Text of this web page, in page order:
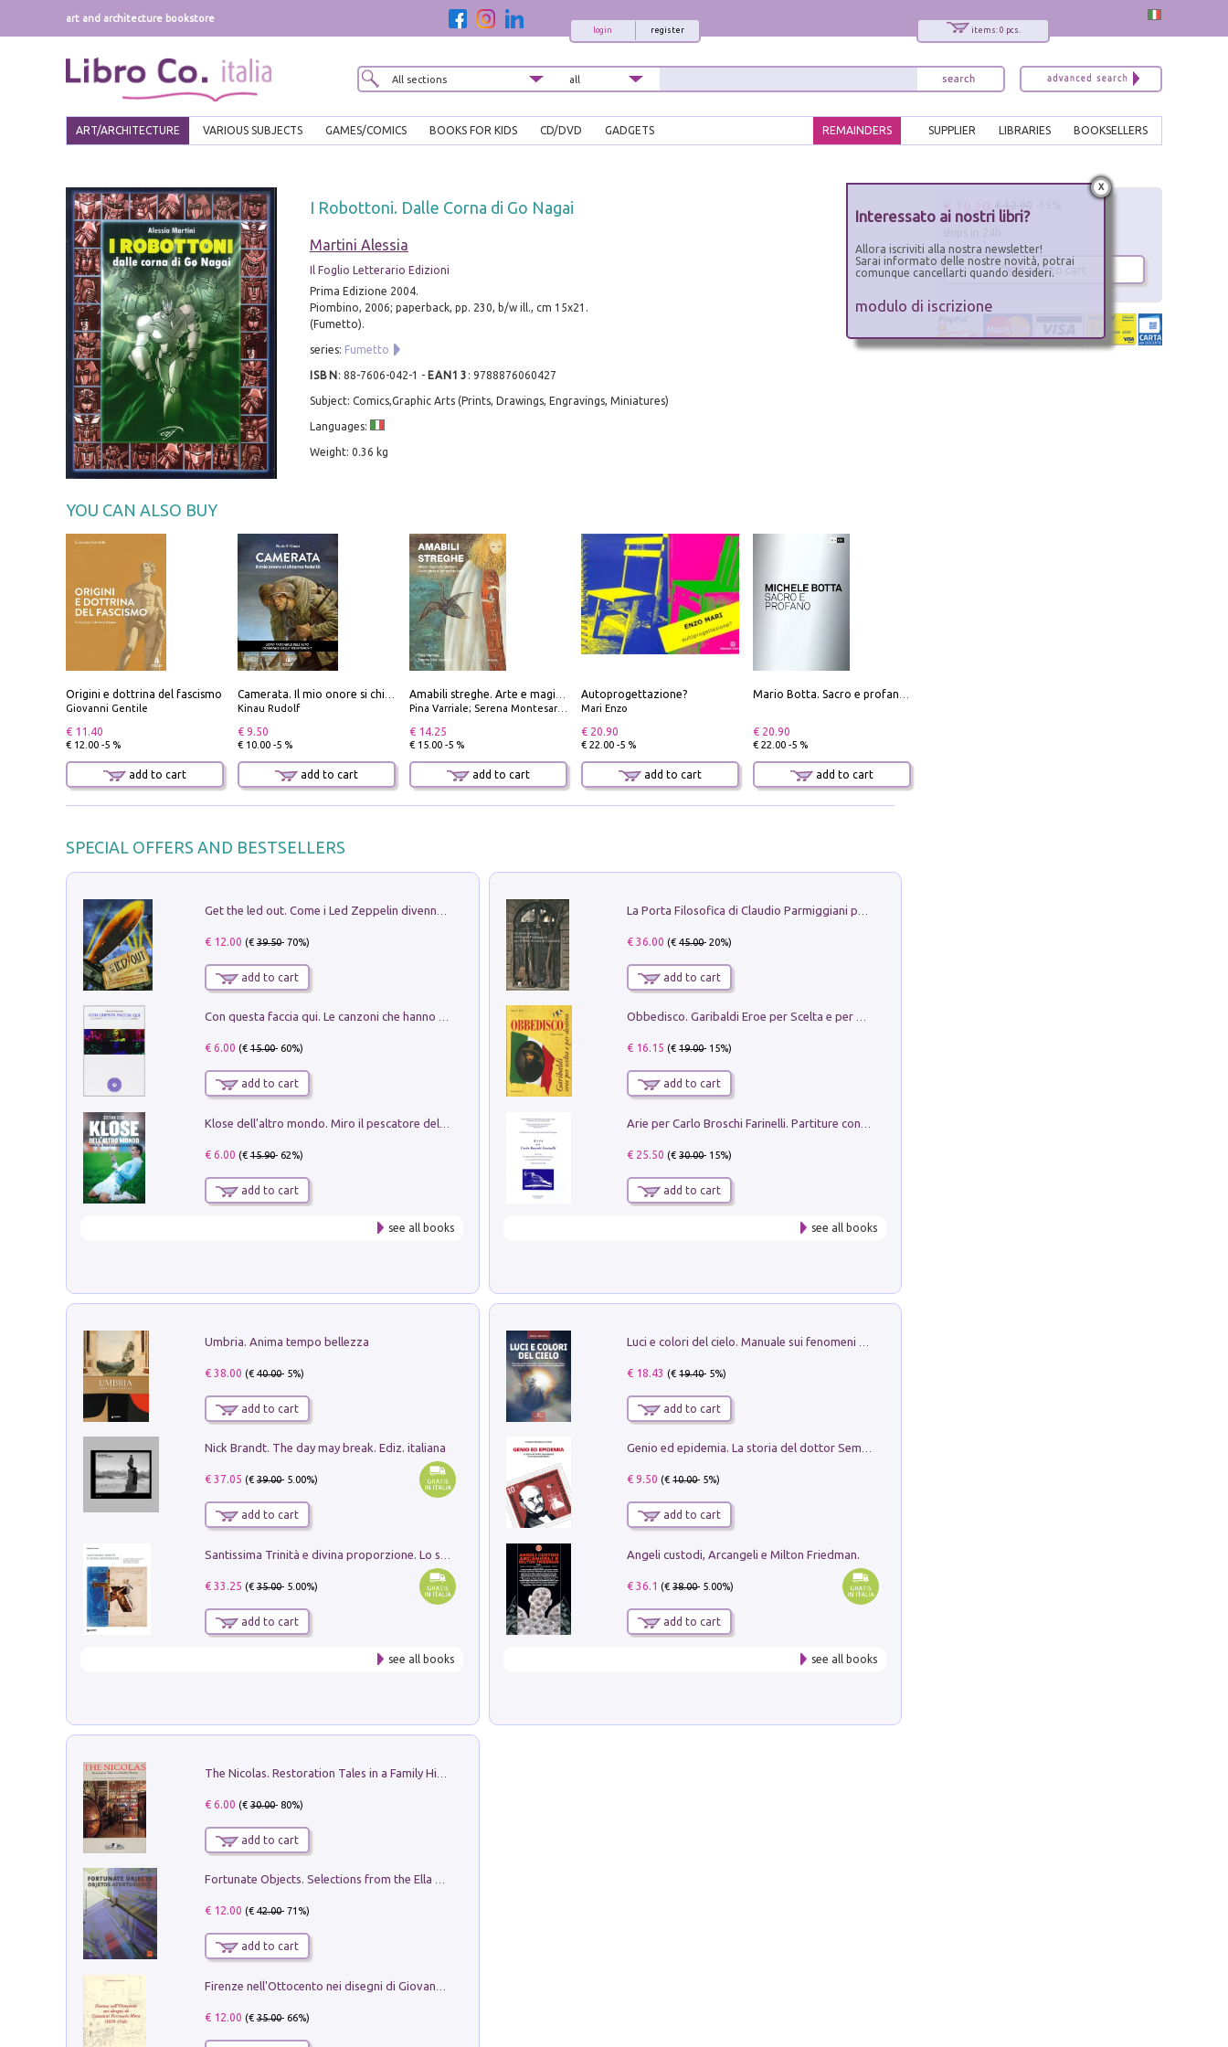
art and architecture bookstore
items: 0 pcs.
register
login
ART/ARCHITECTURE VARIOUS SUBJECTS GAMES/COMICS BOOKS FOR KIDS CD/DVD GADGETS BOOKSELLERS
LIBRARIES
SUPPLIER
REMAINDERS
I Robottoni. Dalle Corna di Go Nagai
Martini Alessia
Il Foglio Letterario Edizioni
Prima Edizione 2004.
Piombino, 2006; paperback, pp. 230, b/w ill., cm 15x21.
(Fumetto).
series: Fumetto
ISBN : 88-7606-042-1 - EAN13 : 9788876060427
Subject: Comics,Graphic Arts (Prints, Drawings, Engravings, Miniatures)
Languages:
Weight: 0.36 kg
YOU CAN ALSO BUY
Origini e dottrina del fascismo
Giovanni Gentile
€ 11.40
€ 12.00 -5 %
add to cart
Camerata. Il mio onore si chiama fedeltà
Kinau Rudolf
€ 9.50
€ 10.00 -5 %
add to cart
Amabili streghe. Arte e magie di Leonora Carrington e Remedios Varo
Pina Varriale; Serena Montesarchio
€ 14.25
€ 15.00 -5 %
add to cart
Autoprogettazione?
Mari Enzo
€ 20.90
€ 22.00 -5 %
add to cart
Mario Botta. Sacro e profano-Sacred and profane
€ 20.90
€ 22.00 -5 %
add to cart
SPECIAL OFFERS AND BESTSELLERS
€ 12.00 (€39.50- 70%)
add to cart
Con questa faccia qui. Le canzoni che hanno fatto la storia di Ligabue
€ 6.00 (€15.00- 60%)
add to cart
Klose dell'altro mondo. Miro il pescatore del goal
€ 6.00 (€15.90- 62%)
add to cart
see all books
€ 36.00 (€45.00- 20%)
add to cart
Obbedisco. Garibaldi Eroe per Scelta e per Destino
€ 16.15 (€19.00- 15%)
add to cart
€ 25.50 (€30.00- 15%)
add to cart
see all books
Umbria. Anima tempo bellezza
€ 38.00 (€40.00- 5%)
add to cart
Nick Brandt. The day may break. Ediz. italiana
€ 37.05 (€39.00- 5.00%)
add to cart
€ 33.25 (€35.00- 5.00%)
add to cart
see all books
€ 18.43 (€19.40- 5%)
add to cart
Genio ed epidemia. La storia del dottor Semmelweis, il Salvatore delle Madri
€ 9.50 (€10.00- 5%)
add to cart
Angeli custodi, Arcangeli e Milton Friedman.
€ 36.1 (€38.00- 5.00%)
add to cart
see all books
€ 6.00 (€30.00- 80%)
add to cart
Fortunate Objects. Selections from the Ella Fontanals-Cisneros Collection. Objetos Afortunados. Selección de la Colección Ella Fontanals-Cisneros
€ 12.00 (€42.00- 71%)
add to cart
€ 12.00 (€35.00- 66%)
€ 10.20
add to cart
x
Interessato ai nostri libri?
Allora iscriviti alla nostra newsletter!
Sarai informato delle nostre novità, potrai
comunque cancellarti quando desideri.
modulo di iscrizione